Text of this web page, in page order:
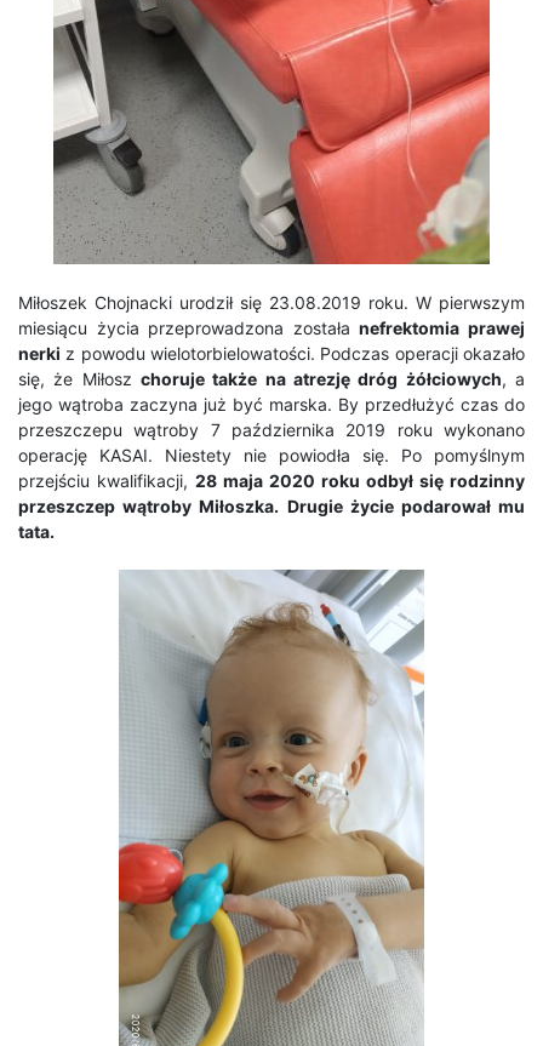
Miłoszek Chojnacki urodził się 23.08.2019 roku. W pierwszym
miesiącu życia przeprowadzona zostałanefrektomia prawej
nerki z powodu wielotorbielowatości. Podczas operacji okazało
się, że Miłosz choruje także na atrezję dróg żółciowych, a
jego wątroba zaczyna już być marska. By przedłużyć czas do
przeszczepu wątroby 7 października 2019 roku wykonano
operację KASAI. Niestety nie powiodła się. Po pomyślnym
przejściu kwalifikacji, 28 maja 2020 roku odbył się rodzinny
przeszczep wątroby Miłoszka. Drugie życie podarował mu
tata.